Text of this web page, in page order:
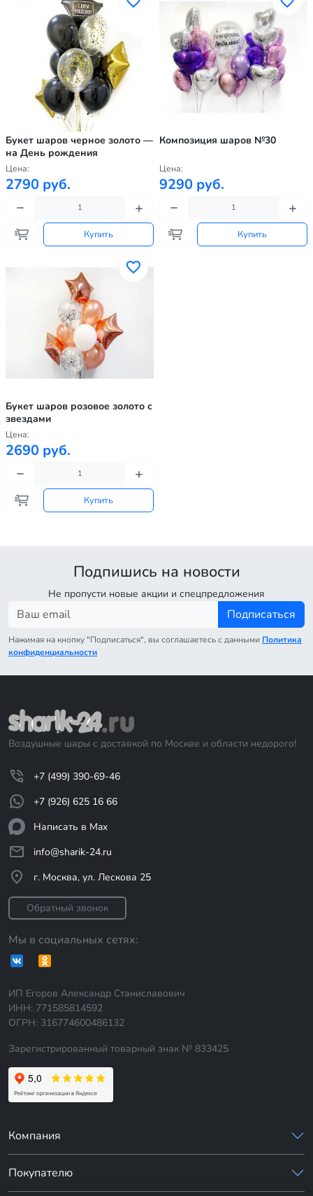
Букет шаров черное золото —
на День рождения
Цена:
2790 руб.
Купить
Композиция шаров №30
Цена:
9290 руб.
Купить
Букет шаров розовое золото с
звездами
Цена:
2690 руб.
Купить
Подпишись на новости
Не пропусти новые акции и спецпредложения
Подписаться
Нажимая на кнопку "Подписаться", вы соглашаетесь с данными Политика
конфиденциальности
Воздушные шары с доставкой по Москве и области недорого!
+7 (499) 390-69-46
+7 (926) 625 16 66
Написать в Max
info@sharik-24.ru
г. Москва, ул. Лескова 25
Обратный звонок
Мы в социальных сетях:
ИП Егоров Александр Станиславович
ИНН: 771585814592
ОГРН: 316774600486132
Зарегистрированный товарный знак № 833425
Компания
Покупателю